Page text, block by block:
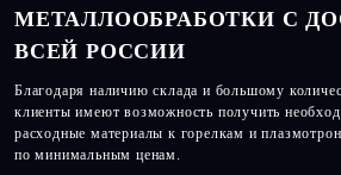
МЕТАЛЛООБРАБОТКИ С
ВСЕЙ РОССИИ
Благодаря наличию склада и большому
клиенты имеют возможность получить
расходные материалы к горелкам и
по минимальным ценам.